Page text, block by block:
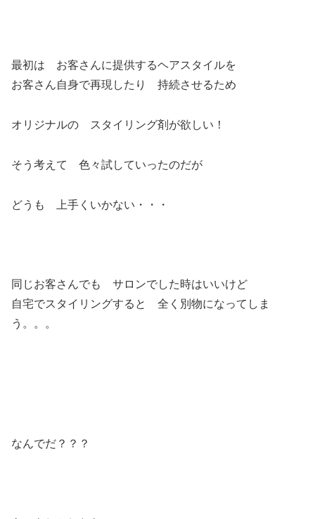
最初は お客さんに提供するヘアスタイルを
お客さん自身で再現したり 持続させるため
オリジナルの スタイリング剤が欲しい！
そう考えて 色々試していったのだが
どうも 上手くいかない・・・
同じお客さんでも サロンでした時はいいけど
自宅でスタイリングすると 全く別物になってしま
う。。。
なんでだ？？？